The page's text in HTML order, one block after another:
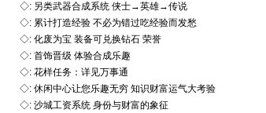
◇: 另类武器合成系统 侠士→英雄→传说
◇: 累计打造经验 不必为错过吃经验而发愁
◇: 化废为宝 装备可兑换钻石 荣誉
◇: 首饰晋级 体验合成乐趣
◇: 花样任务：详见万事通
◇: 休闲中心让您乐趣无穷 知识财富运气大考验
◇: 沙城工资系统 身份与财富的象征